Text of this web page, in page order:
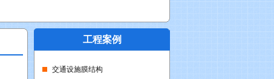
工程案例
交通设施膜结构